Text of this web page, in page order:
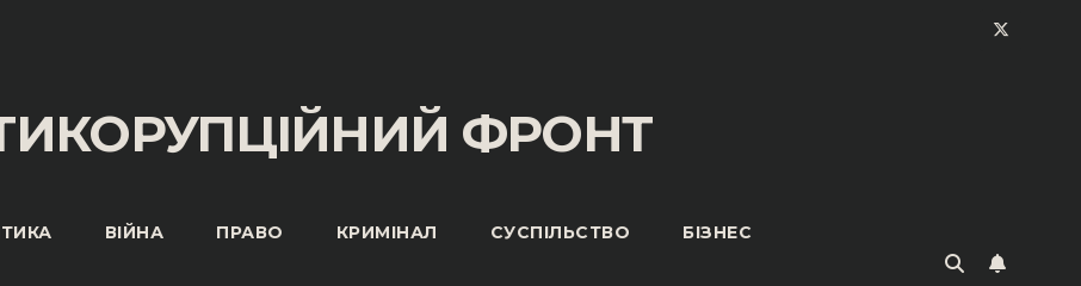
ФРОНТ
ВІЙНА ПРАВО КРИМІНАЛ СУСПІЛЬСТВО БІЗНЕС